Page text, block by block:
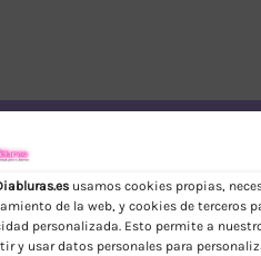
usamos cookies propias,
de la web, y cookies de terceros
personalizada. Esto permite a
y usar datos personales para
con Envío Discreto en